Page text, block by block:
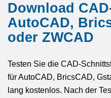
Download
AutoCAD,
oder ZWCAD
Testen Sie die CAD-
für AutoCAD, BricsCAD,
lang kostenlos. Nach der